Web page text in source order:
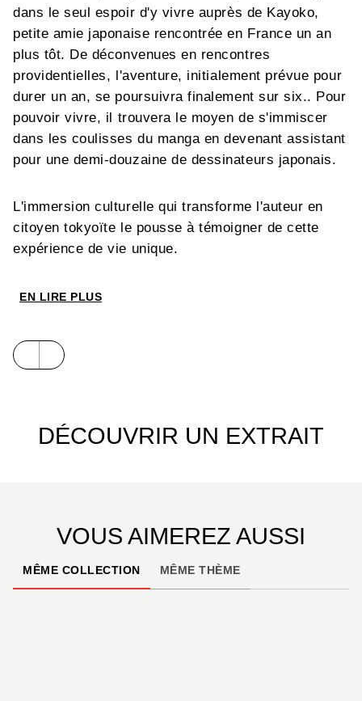
dans le seul espoir d'y vivre auprès de Kayoko,
petite amie japonaise rencontrée en France un an
plus tôt. De déconvenues en rencontres
providentielles, l'aventure, initialement prévue pour
durer un an, se poursuivra finalement sur six.. Pour
pouvoir vivre, il trouvera le moyen de s'immiscer
dans les coulisses du manga en devenant assistant
pour une demi-douzaine de dessinateurs japonais.
L'immersion culturelle qui transforme l'auteur en
citoyen tokyoïte le pousse à témoigner de cette
expérience de vie unique.
EN LIRE PLUS
DÉCOUVRIR UN EXTRAIT
VOUS AIMEREZ AUSSI
MÊME COLLECTION MÊME THÈME